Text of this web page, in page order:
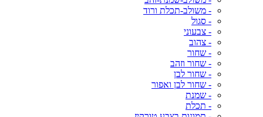
- משולב-תכלת ורוד
- סגול
- צבעוני
- צהוב
- שחור
- שחור וזהב
- שחור לבן
- שחור לבן ואפור
- שמנת
- תכלת